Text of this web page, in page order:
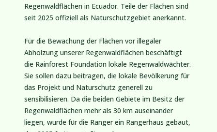
Regenwaldflächen in Ecuador. Teile der Flächen sind
seit 2025 offiziell als Naturschutzgebiet anerkannt.
Für die Bewachung der Flächen vor illegaler
Abholzung unserer Regenwaldflächen beschäftigt
die Rainforest Foundation lokale Regenwaldwächter.
Sie sollen dazu beitragen, die lokale Bevölkerung für
das Projekt und Naturschutz generell zu
sensibilisieren. Da die beiden Gebiete im Besitz der
Regenwaldflächen mehr als 30 km auseinander
liegen, wurde für die Ranger ein Rangerhaus gebaut,